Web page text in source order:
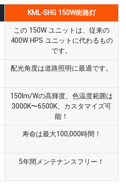
KML-SHG 150W街路灯
この 150W ユニットは、従来の
400W HPS ユニットに代わるもの
です。
配光角度は道路照明に最適です。
150lm/Wの高輝度、色温度範囲は
3000K〜6500K、カスタマイズ可
能！
寿命は最大100,000時間！
5年間メンテナンスフリー！